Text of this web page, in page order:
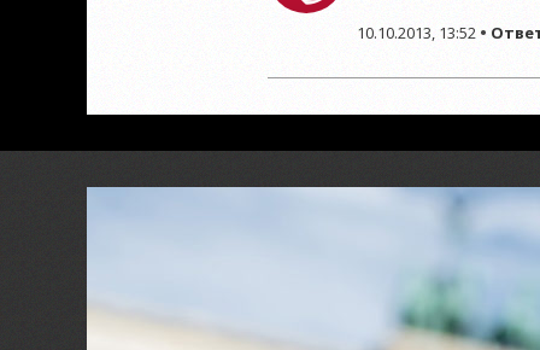
10.10.2013, 13:52 •